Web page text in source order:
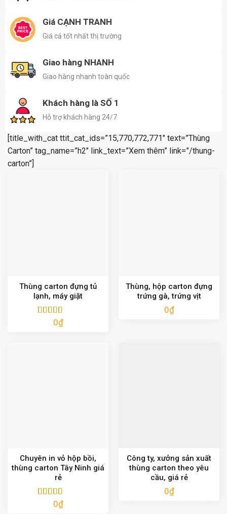
Giá CẠNH TRANH
Giá cả tốt nhất thị trường
Giao hàng NHANH
Giao hàng nhanh toàn quốc
Khách hàng là SỐ 1
Hỗ trợ khách hàng 24/7
[title_with_cat ttit_cat_ids=”15,770,772,771″ text=”Thùng
Carton” tag_name=”h2″ link_text=”Xem thêm” link=”/thung-
carton”]
Thùng carton đựng tủ
lạnh, máy giặt
Được xếp
0₫
Thùng, hộp carton đựng
trứng gà, trứng vịt
0₫
Chuyên in vỏ hộp bồi,
thùng carton Tây Ninh giá
rẻ
Được xếp
0₫
Công ty, xưởng sản xuất
thùng carton theo yêu
cầu, giá rẻ
0₫